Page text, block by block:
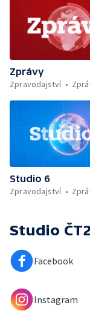
Zprávy
Zpravodajství
Studio 6
Zpravodajství
Studio
Facebook
Instagram